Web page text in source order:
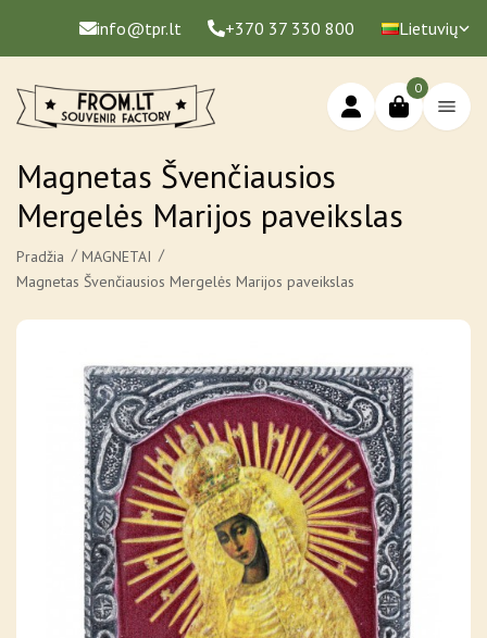
info@tpr.lt +370 37 330 800 Lietuvių
0
Magnetas Švenčiausios
Mergelės Marijos paveikslas
Pradžia
MAGNETAI
Magnetas Švenčiausios Mergelės Marijos paveikslas